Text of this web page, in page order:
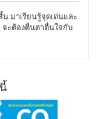
มาเรียนรู้จุดเด่นและ
ะต้องตื่นตาตื่นใจกับ